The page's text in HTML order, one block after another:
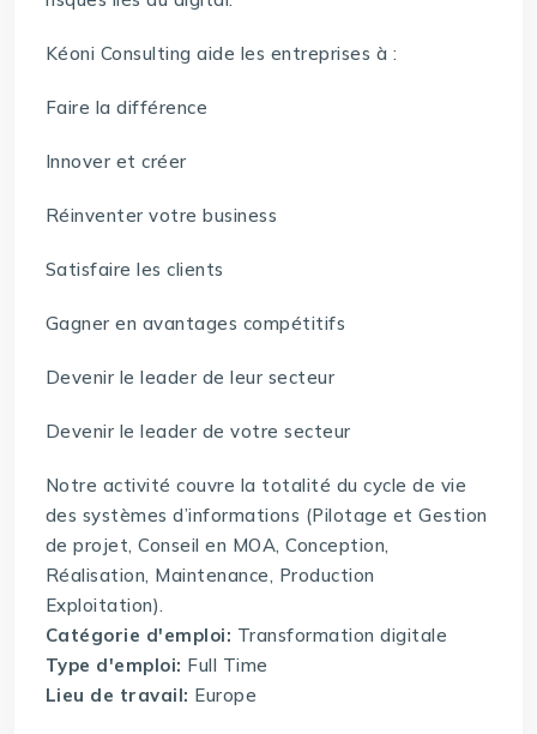
Kéoni Consulting aide les entreprises à :
Faire la différence
Innover et créer
Réinventer votre business
Satisfaire les clients
Gagner en avantages compétitifs
Devenir le leader de leur secteur
Devenir le leader de votre secteur
Notre activité couvre la totalité du cycle de vie
des systèmes d’informations (Pilotage et Gestion
de projet, Conseil en MOA, Conception,
Réalisation, Maintenance, Production
Exploitation).
Catégorie d'emploi: Transformation digitale
Type d'emploi: Full Time
Lieu de travail: Europe